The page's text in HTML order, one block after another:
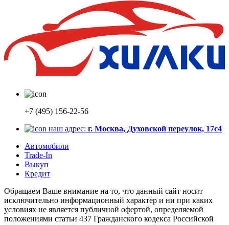
+7 (495) 156-22-56
наш адрес: г. Москва, Духовской переулок, 17с4
Автомобили
Trade-In
Выкуп
Кредит
Обращаем Ваше внимание на то, что данный сайт носит
исключительно информационный характер и ни при каких
условиях не является публичной офертой, определяемой
положениями статьи 437 Гражданского кодекса Российской